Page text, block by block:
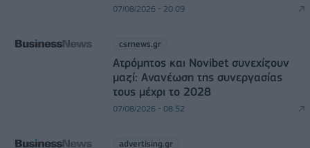
07/08/2026 - 20:09
csrnews.gr
Ατρόμητος και Novibet συνεχίζουν
μαζί: Ανανέωση της συνεργασίας
τους μέχρι το 2028
07/08/2026 - 08:52
advertising.gr